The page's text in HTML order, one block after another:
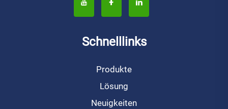
Schnelllinks
Produkte
Lösung
Neuigkeiten